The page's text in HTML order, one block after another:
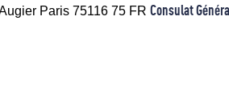
Paris 75116 75 FR Consulat